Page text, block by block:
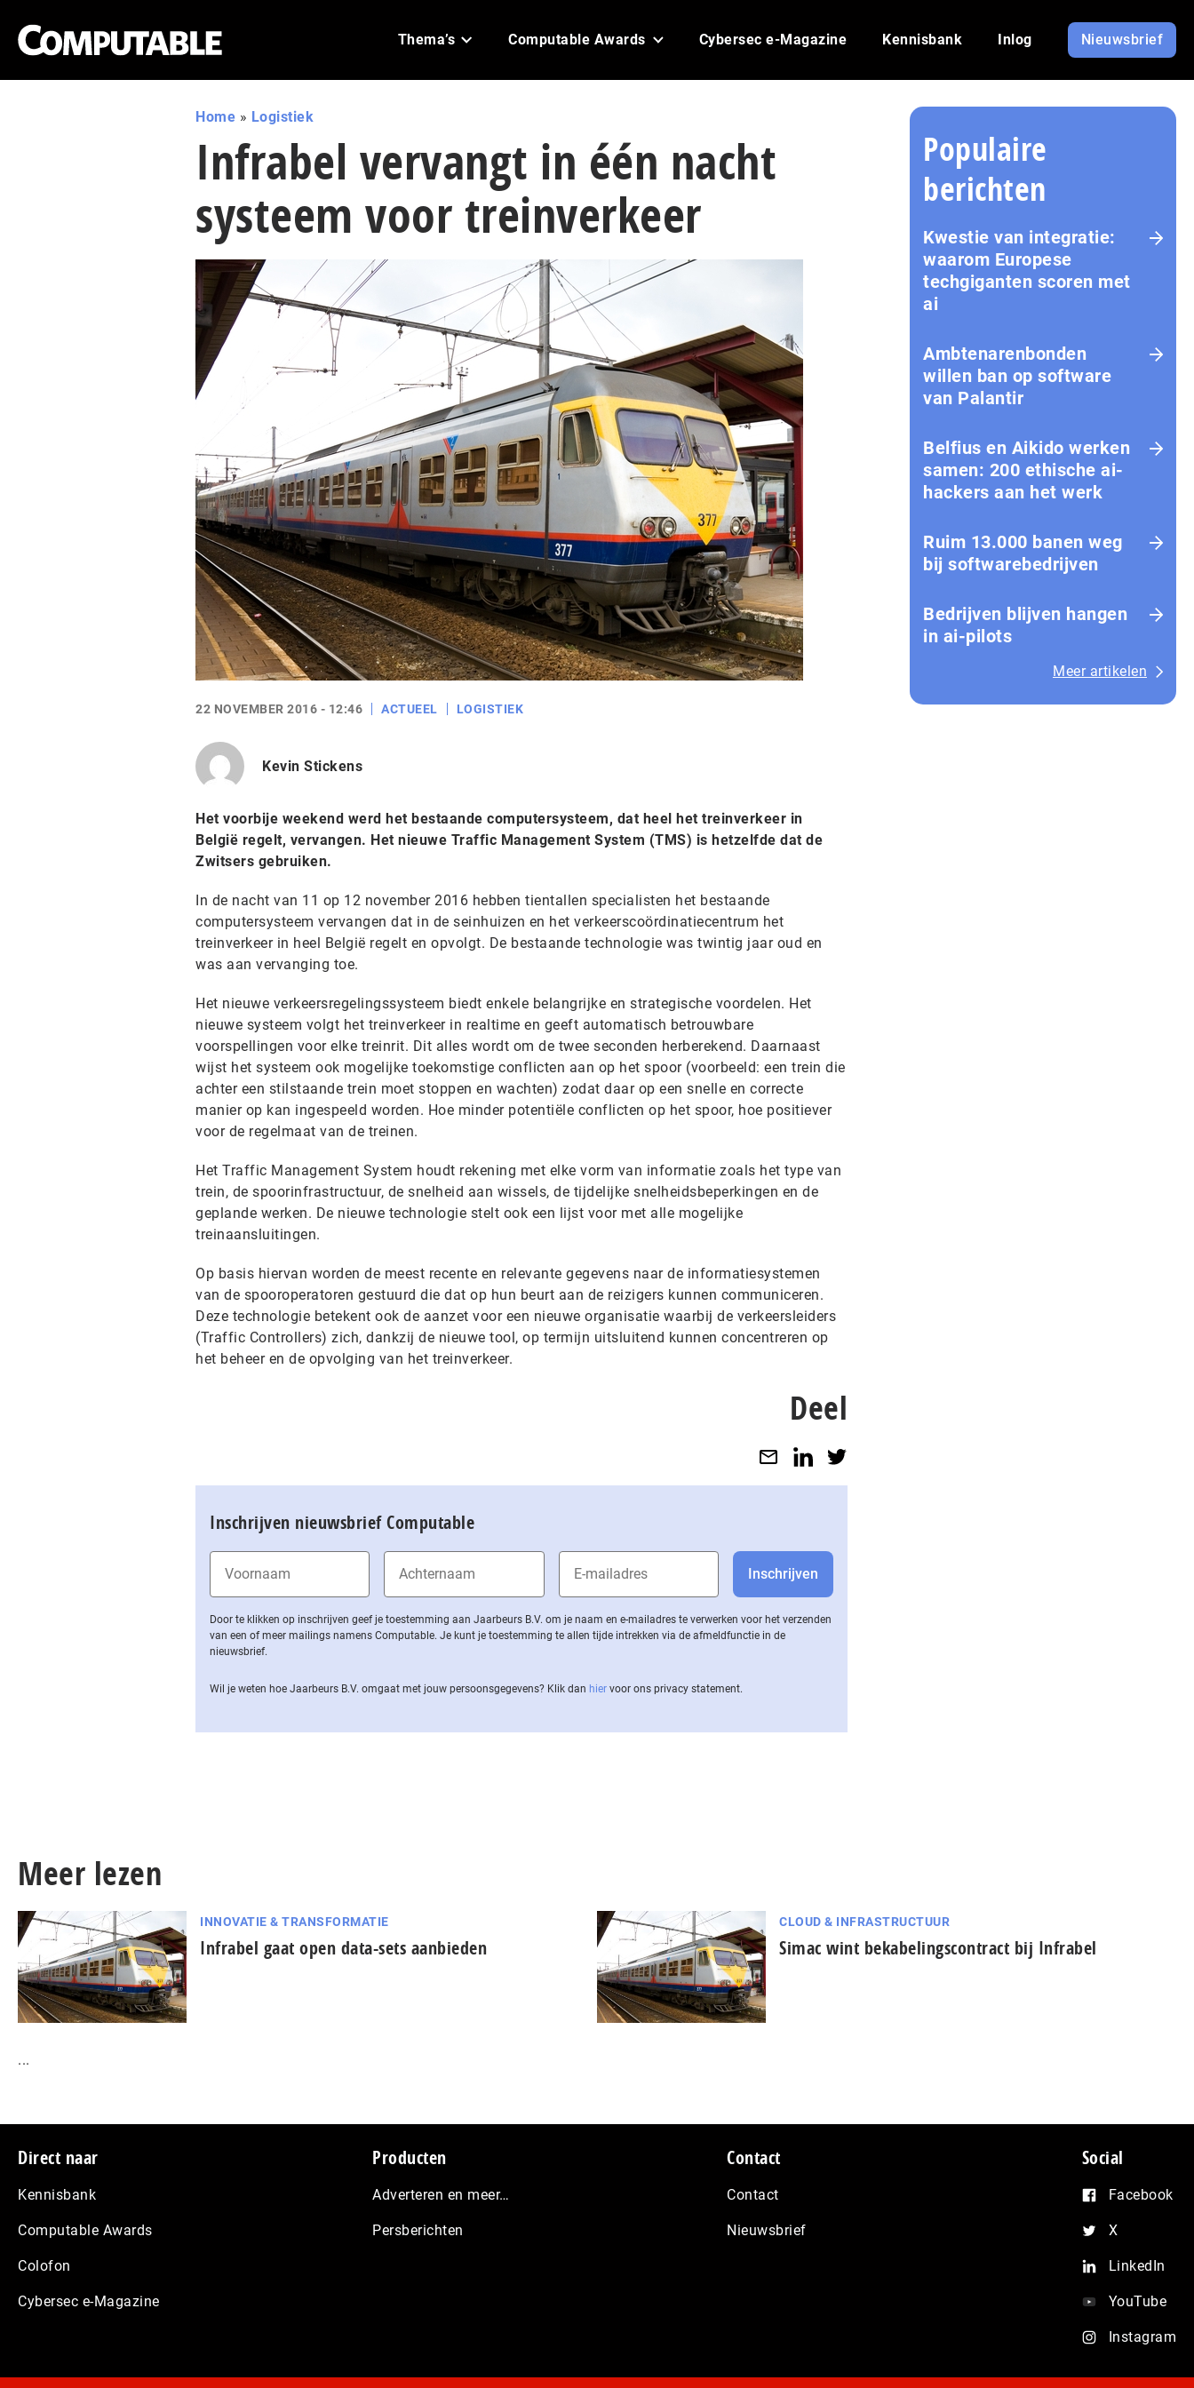
Thema’s Computable Awards Cybersec e-Magazine Kennisbank Inlog Nieuwsbrief
Home » Logistiek
Infrabel vervangt in één nacht
systeem voor treinverkeer
22 NOVEMBER 2016 - 12:46 ACTUEEL LOGISTIEK
Kevin Stickens
Het voorbije weekend werd het bestaande computersysteem, dat heel het treinverkeer in
België regelt, vervangen. Het nieuwe Traffic Management System (TMS) is hetzelfde dat de
Zwitsers gebruiken.
In de nacht van 11 op 12 november 2016 hebben tientallen specialisten het bestaande
computersysteem vervangen dat in de seinhuizen en het verkeerscoördinatiecentrum het
treinverkeer in heel België regelt en opvolgt. De bestaande technologie was twintig jaar oud en
was aan vervanging toe.
Het nieuwe verkeersregelingssysteem biedt enkele belangrijke en strategische voordelen. Het
nieuwe systeem volgt het treinverkeer in realtime en geeft automatisch betrouwbare
voorspellingen voor elke treinrit. Dit alles wordt om de twee seconden herberekend. Daarnaast
wijst het systeem ook mogelijke toekomstige conflicten aan op het spoor (voorbeeld: een trein die
achter een stilstaande trein moet stoppen en wachten) zodat daar op een snelle en correcte
manier op kan ingespeeld worden. Hoe minder potentiële conflicten op het spoor, hoe positiever
voor de regelmaat van de treinen.
Het Traffic Management System houdt rekening met elke vorm van informatie zoals het type van
trein, de spoorinfrastructuur, de snelheid aan wissels, de tijdelijke snelheidsbeperkingen en de
geplande werken. De nieuwe technologie stelt ook een lijst voor met alle mogelijke
treinaansluitingen.
Op basis hiervan worden de meest recente en relevante gegevens naar de informatiesystemen
van de spooroperatoren gestuurd die dat op hun beurt aan de reizigers kunnen communiceren.
Deze technologie betekent ook de aanzet voor een nieuwe organisatie waarbij de verkeersleiders
(Traffic Controllers) zich, dankzij de nieuwe tool, op termijn uitsluitend kunnen concentreren op
het beheer en de opvolging van het treinverkeer.
Deel
Inschrijven nieuwsbrief Computable
Door te klikken op inschrijven geef je toestemming aan Jaarbeurs B.V. om je naam en e-mailadres te verwerken voor het verzenden
van een of meer mailings namens Computable. Je kunt je toestemming te allen tijde intrekken via de af­meld­func­tie in de
nieuwsbrief.
Wil je weten hoe Jaarbeurs B.V. omgaat met jouw per­soons­ge­ge­vens? Klik dan hier voor ons privacy statement.
Populaire
berichten
Kwestie van integratie:
waarom Europese
techgiganten scoren met
ai
Amb­te­na­ren­bon­den
willen ban op software
van Palantir
Belfius en Aikido werken
samen: 200 ethische ai-
hackers aan het werk
Ruim 13.000 banen weg
bij softwarebedrijven
Bedrijven blijven hangen
in ai-pilots
Meer artikelen
Meer lezen
INNOVATIE & TRANSFORMATIE
Infrabel gaat open data-sets aanbieden
CLOUD & INFRASTRUCTUUR
Simac wint bekabelingscontract bij Infrabel
...
Footer
Direct naar
Kennisbank
Computable Awards
Colofon
Cybersec e-Magazine
Producten
Adverteren en meer…
Persberichten
Contact
Contact
Nieuwsbrief
Social
Facebook
X
LinkedIn
YouTube
Instagram